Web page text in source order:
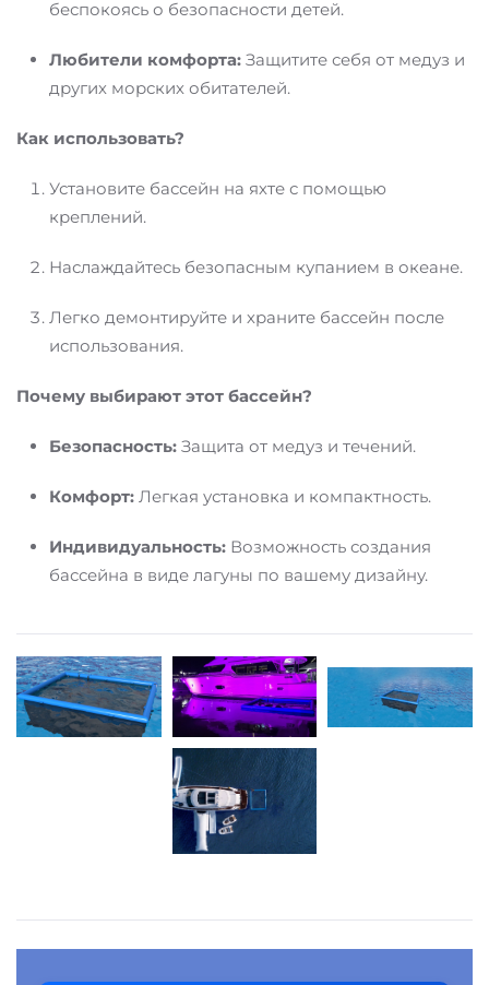
беспокоясь о безопасности детей.
Любители комфорта: Защитите себя от медуз и
других морских обитателей.
Как использовать?
Установите бассейн на яхте с помощью
креплений.
Наслаждайтесь безопасным купанием в океане.
Легко демонтируйте и храните бассейн после
использования.
Почему выбирают этот бассейн?
Безопасность: Защита от медуз и течений.
Комфорт: Легкая установка и компактность.
Индивидуальность: Возможность создания
бассейна в виде лагуны по вашему дизайну.